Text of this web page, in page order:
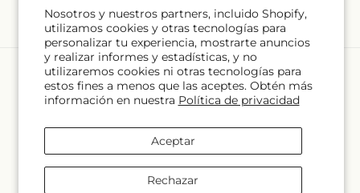
Nosotros y nuestros partners, incluido Shopify,
utilizamos cookies y otras tecnologías para
personalizar tu experiencia, mostrarte anuncios
y realizar informes y estadísticas, y no
utilizaremos cookies ni otras tecnologías para
estos fines a menos que las aceptes. Obtén más
información en nuestra Política de privacidad
Aceptar
Rechazar
Idioma
de
North Shore Florist Desarrollado por Shopify y FTD